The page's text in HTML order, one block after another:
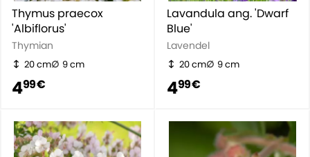
Thymus praecox
'Albiflorus'
Thymian
20 cm 9 cm
499 €
Lavandula ang. 'Dwarf
Blue'
Lavendel
20 cm 9 cm
499 €